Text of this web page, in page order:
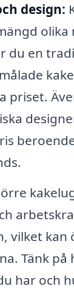
design:
olika
du en
priset.
vilket kan
Tänk på
har och